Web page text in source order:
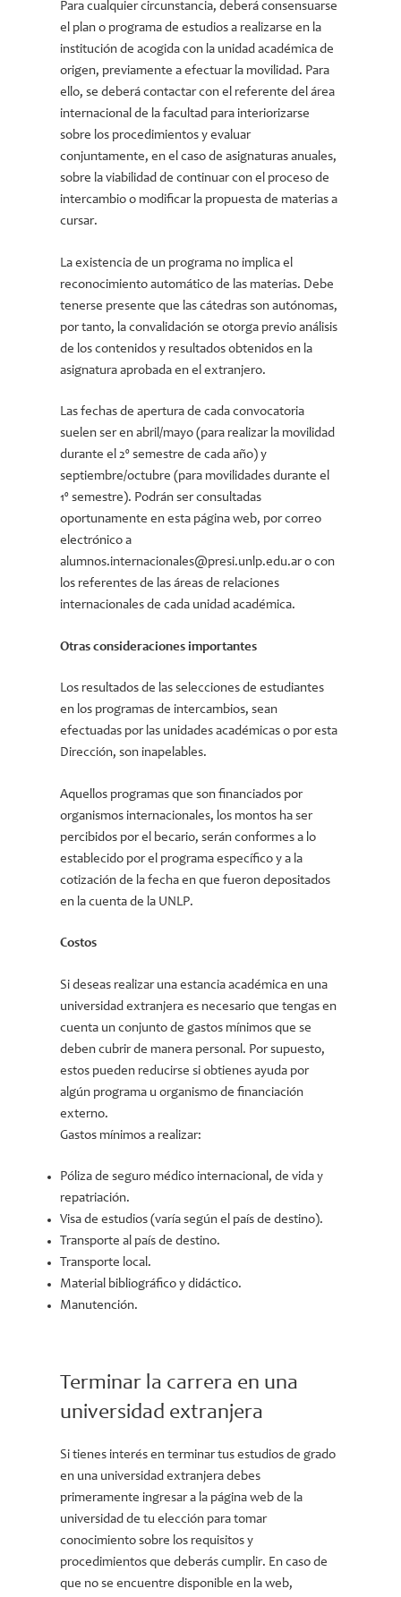
Para cualquier circunstancia, deberá consensuarse
el plan o programa de estudios a realizarse en la
institución de acogida con la unidad académica de
origen, previamente a efectuar la movilidad. Para
ello, se deberá contactar con el referente del área
internacional de la facultad para interiorizarse
sobre los procedimientos y evaluar
conjuntamente, en el caso de asignaturas anuales,
sobre la viabilidad de continuar con el proceso de
intercambio o modificar la propuesta de materias a
cursar.
La existencia de un programa no implica el
reconocimiento automático de las materias. Debe
tenerse presente que las cátedras son autónomas,
por tanto, la convalidación se otorga previo análisis
de los contenidos y resultados obtenidos en la
asignatura aprobada en el extranjero.
Las fechas de apertura de cada convocatoria
suelen ser en abril/mayo (para realizar la movilidad
durante el 2º semestre de cada año) y
septiembre/octubre (para movilidades durante el
1º semestre). Podrán ser consultadas
oportunamente en esta página web, por correo
electrónico a
alumnos.internacionales@presi.unlp.edu.ar o con
los referentes de las áreas de relaciones
internacionales de cada unidad académica.
Otras consideraciones importantes
Los resultados de las selecciones de estudiantes
en los programas de intercambios, sean
efectuadas por las unidades académicas o por esta
Dirección, son inapelables.
Aquellos programas que son financiados por
organismos internacionales, los montos ha ser
percibidos por el becario, serán conformes a lo
establecido por el programa específico y a la
cotización de la fecha en que fueron depositados
en la cuenta de la UNLP.
Costos
Si deseas realizar una estancia académica en una
universidad extranjera es necesario que tengas en
cuenta un conjunto de gastos mínimos que se
deben cubrir de manera personal. Por supuesto,
estos pueden reducirse si obtienes ayuda por
algún programa u organismo de financiación
externo.
Gastos mínimos a realizar:
Póliza de seguro médico internacional, de vida y
repatriación.
Visa de estudios (varía según el país de destino).
Transporte al país de destino.
Transporte local.
Material bibliográfico y didáctico.
Manutención.
Terminar la carrera en una
universidad extranjera
Si tienes interés en terminar tus estudios de grado
en una universidad extranjera debes
primeramente ingresar a la página web de la
universidad de tu elección para tomar
conocimiento sobre los requisitos y
procedimientos que deberás cumplir. En caso de
que no se encuentre disponible en la web,